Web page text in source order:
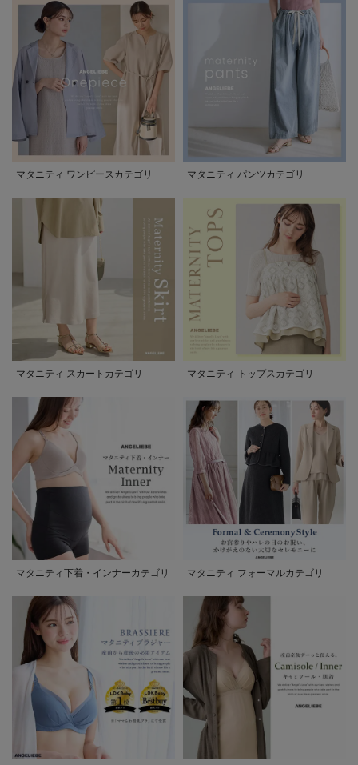
マタニティ ワンピースカテゴリ マタニティ パンツカテゴリ
マタニティ スカートカテゴリ マタニティ トップスカテゴリ
マタニティ下着・インナーカテゴリ マタニティ フォーマルカテゴリ